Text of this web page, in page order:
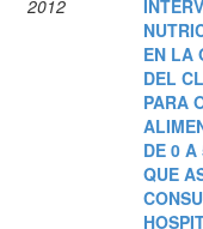
2012
EN LA
DEL
PARA
DE 0 A
QUE